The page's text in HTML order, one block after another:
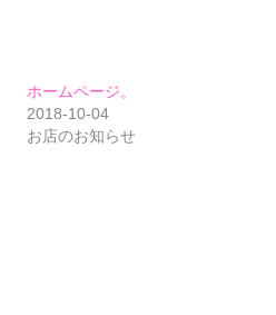
ホームページ。
2018-10-04
お店のお知らせ